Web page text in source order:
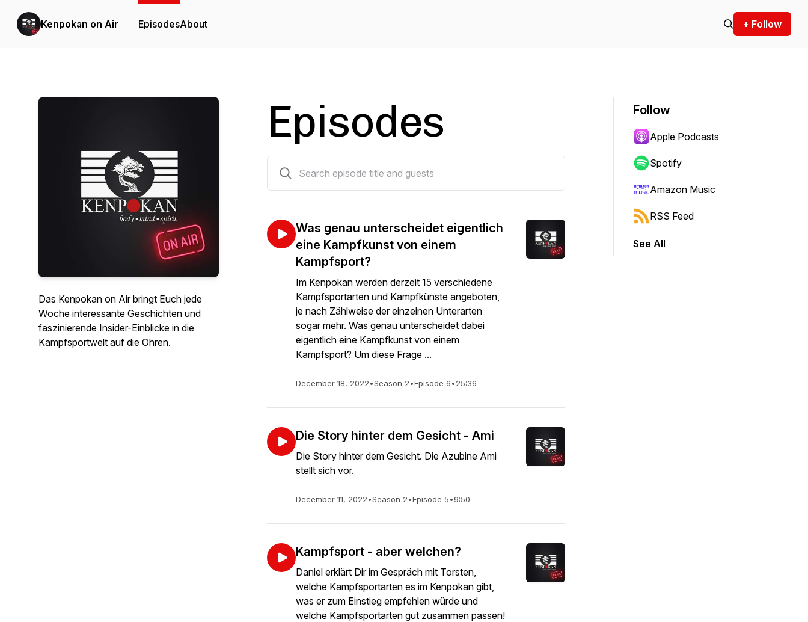
Kenpokan on Air EpisodesAbout + Follow
Das Kenpokan on Air bringt Euch jede
Woche interessante Geschichten und
faszinierende Insider-Einblicke in die
Kampfsportwelt auf die Ohren.
Episodes
Was genau unterscheidet eigentlich
eine Kampfkunst von einem
Kampfsport?
Im Kenpokan werden derzeit 15 verschiedene
Kampfsportarten und Kampfkünste angeboten,
je nach Zählweise der einzelnen Unterarten
sogar mehr. Was genau unterscheidet dabei
eigentlich eine Kampfkunst von einem
Kampfsport? Um diese Frage ...
December 18, 2022•Season 2•Episode 6•25:36
Die Story hinter dem Gesicht - Ami
Die Story hinter dem Gesicht. Die Azubine Ami
stellt sich vor.
December 11, 2022•Season 2•Episode 5•9:50
Kampfsport - aber welchen?
Daniel erklärt Dir im Gespräch mit Torsten,
welche Kampfsportarten es im Kenpokan gibt,
was er zum Einstieg empfehlen würde und
welche Kampfsportarten gut zusammen passen!
Follow
Apple Podcasts
Spotify
Amazon Music
RSS Feed
See All